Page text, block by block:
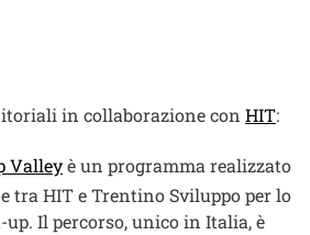
in collaborazione con HIT:
ValleyApri il link in una nuova
è un programma realizzato
tra HIT e Trentino Sviluppo per lo
Il percorso, unico in Italia, è